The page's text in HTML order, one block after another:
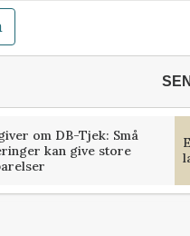
om DB-Tjek: Små
kan give store